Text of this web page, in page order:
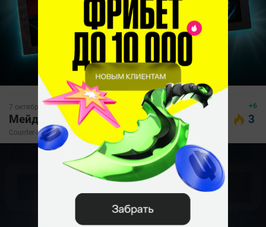
+6
7 октября, 2025, 10:44
Мейджоры по CS:GO в фактах и цифрах 3
Counter-Strike для бедных